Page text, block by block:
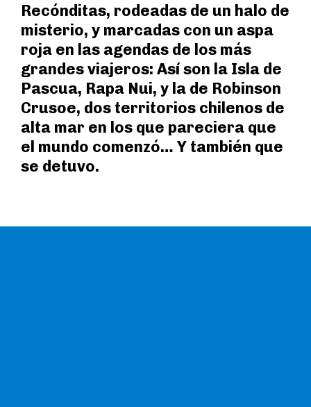
Recónditas, rodeadas de un halo de
misterio, y marcadas con un aspa
roja en las agendas de los más
grandes viajeros: Así son la Isla de
Pascua, Rapa Nui, y la de Robinson
Crusoe, dos territorios chilenos de
alta mar en los que pareciera que
el mundo comenzó… Y también que
se detuvo.